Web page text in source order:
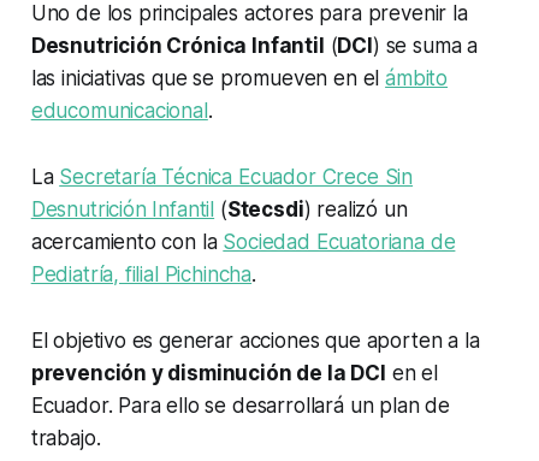
Uno de los principales actores para prevenir la
Desnutrición Crónica Infantil (DCI ) se suma a
las iniciativas que se promueven en elámbito
educomunicacional .
La Secretaría Técnica Ecuador Crece Sin
Desnutrición Infantil (Stecsdi) realizó un
acercamiento con la Sociedad Ecuatoriana de
Pediatría, filial Pichincha.
El objetivo es generar acciones que aporten a la
prevención y disminución de la DCI en el
Ecuador. Para ello se desarrollará un plan de
trabajo.